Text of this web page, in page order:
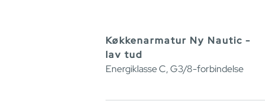
Køkkenarmatur Ny Nautic -
lav tud
Energiklasse C, G3/8-forbindelse